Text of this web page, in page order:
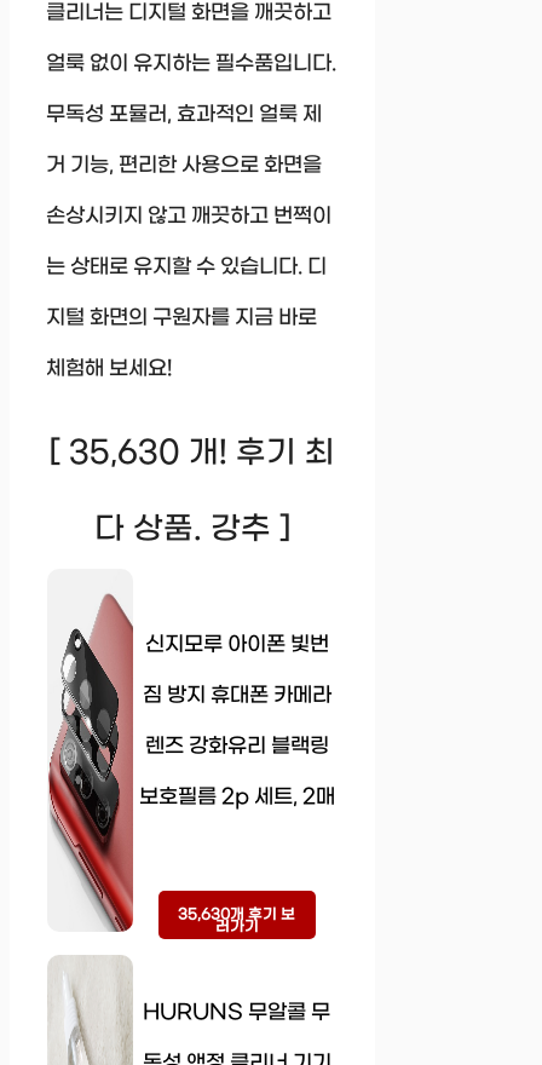
클리너는 디지털 화면을 깨끗하고
얼룩 없이 유지하는 필수품입니다.
무독성 포뮬러, 효과적인 얼룩 제
거 기능, 편리한 사용으로 화면을
손상시키지 않고 깨끗하고 번쩍이
는 상태로 유지할 수 있습니다. 디
지털 화면의 구원자를 지금 바로
체험해 보세요!
[ 35,630 개! 후기 최
다 상품. 강추 ]
신지모루 아이폰 빛번
짐 방지 휴대폰 카메라
렌즈 강화유리 블랙링
보호필름 2p 세트, 2매
35,630개 후기 보
러가기
HURUNS 무알콜 무